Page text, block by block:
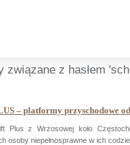
związane z hasłem
– platformy przyschodowe
Plus z Wrzosowej koło
osoby niepełnosprawne w ich